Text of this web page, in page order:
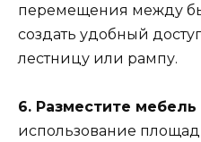
перемещения между
создать удобный
лестницу или рампу.
6. Разместите
использование